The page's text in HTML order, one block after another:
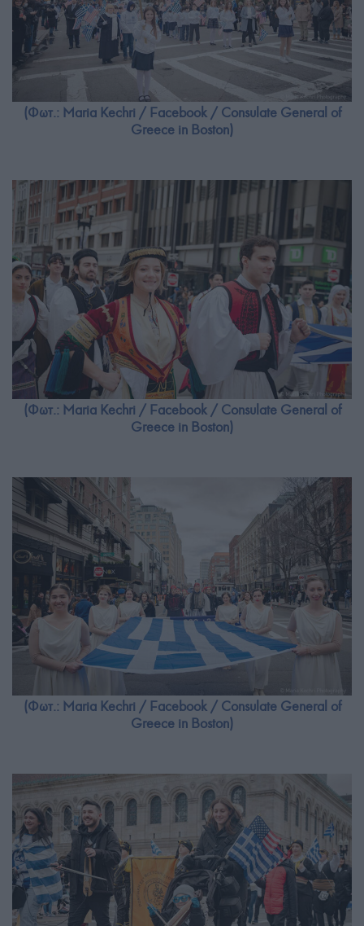
(Φωτ.: Maria Kechri / Facebook / Consulate General of
Greece in Boston)
(Φωτ.: Maria Kechri / Facebook / Consulate General of
Greece in Boston)
(Φωτ.: Maria Kechri / Facebook / Consulate General of
Greece in Boston)